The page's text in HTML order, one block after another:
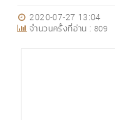
2020-07-27 13:04
จำนวนครั้งที่อ่าน : 809